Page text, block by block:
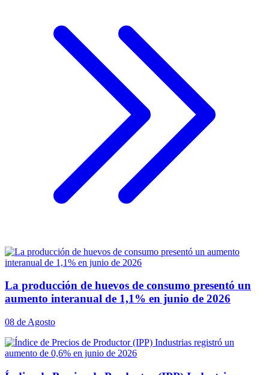
La producción de huevos de consumo presentó un
aumento interanual de 1,1% en junio de 2026
08 de Agosto